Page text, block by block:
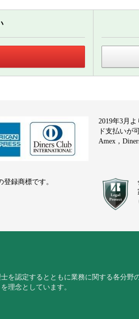
2019年3月
ド支払いが
Amex，
録商標です。
を認定するとともに業務に関する各分野
理念としています。